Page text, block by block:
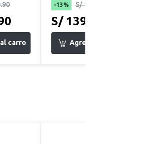
-13%
S/ 1599.90
S/ 1399.90